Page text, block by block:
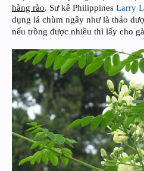
hàng rào. Sư kê Philippines Larry
dụng lá chùm ngây như là thảo
nếu trồng được nhiều thì lấy cho